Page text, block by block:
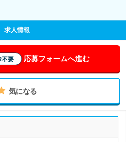
求人情報
不要 応募フォームへ進む
気になる